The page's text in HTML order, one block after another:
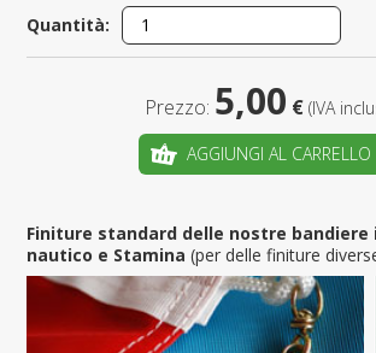
Quantità:
Prezzo: 5,00 € (IVA
AGGIUNGI AL CARRELLO
Finiture standard delle nostre bandiere
nautico e Stamina(per delle finiture